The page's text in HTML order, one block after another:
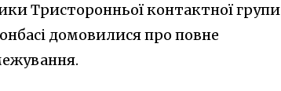
Тристоронньої контактної групи
домовилися про повне